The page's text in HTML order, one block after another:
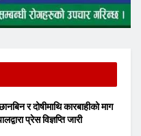
र दोषीमाथि कारबाहीको माग
प्रेस विज्ञप्ति जारी